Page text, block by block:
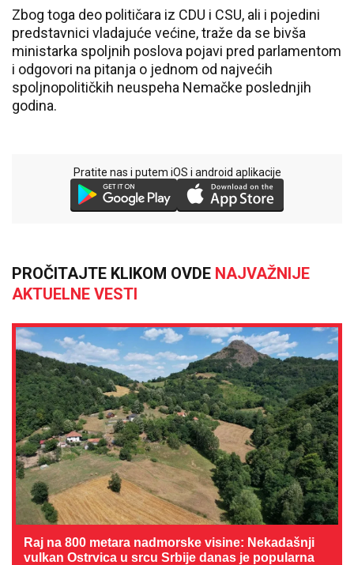
Zbog toga deo političara iz CDU i CSU, ali i pojedini
predstavnici vladajuće većine, traže da se bivša
ministarka spoljnih poslova pojavi pred parlamentom
i odgovori na pitanja o jednom od najvećih
spoljnopolitičkih neuspeha Nemačke poslednjih
godina.
Pratite nas i putem iOS i android aplikacije
PROČITAJTE KLIKOM OVDE NAJVAŽNIJE
AKTUELNE VESTI
Raj na 800 metara nadmorske visine: Nekadašnji
vulkan Ostrvica u srcu Srbije danas je popularna